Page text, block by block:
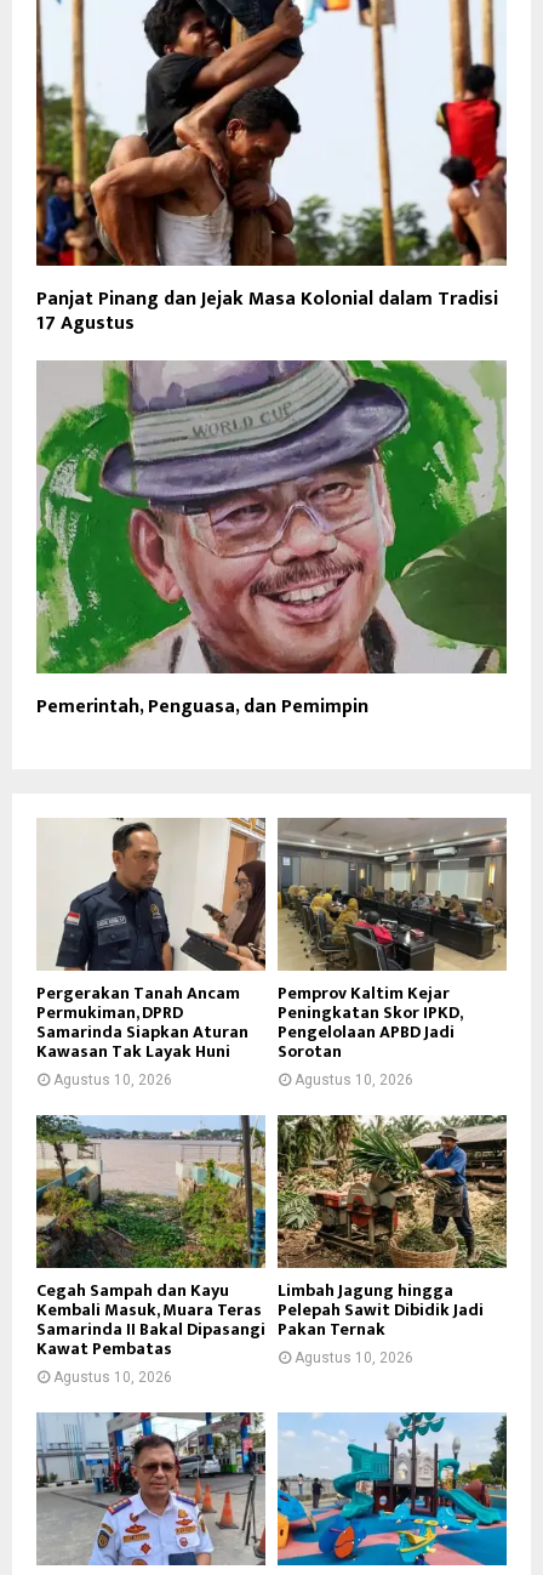
Panjat Pinang dan Jejak Masa Kolonial dalam Tradisi
17 Agustus
Pemerintah, Penguasa, dan Pemimpin
Pergerakan Tanah Ancam
Permukiman, DPRD
Samarinda Siapkan Aturan
Kawasan Tak Layak Huni
Agustus 10, 2026
Pemprov Kaltim Kejar
Peningkatan Skor IPKD,
Pengelolaan APBD Jadi
Sorotan
Agustus 10, 2026
Cegah Sampah dan Kayu
Kembali Masuk, Muara Teras
Samarinda II Bakal Dipasangi
Kawat Pembatas
Agustus 10, 2026
Limbah Jagung hingga
Pelepah Sawit Dibidik Jadi
Pakan Ternak
Agustus 10, 2026